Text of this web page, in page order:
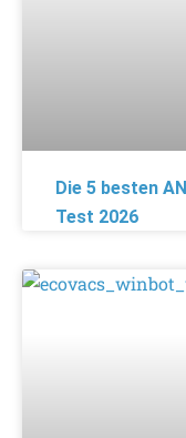
Die 5 besten
Test 2026